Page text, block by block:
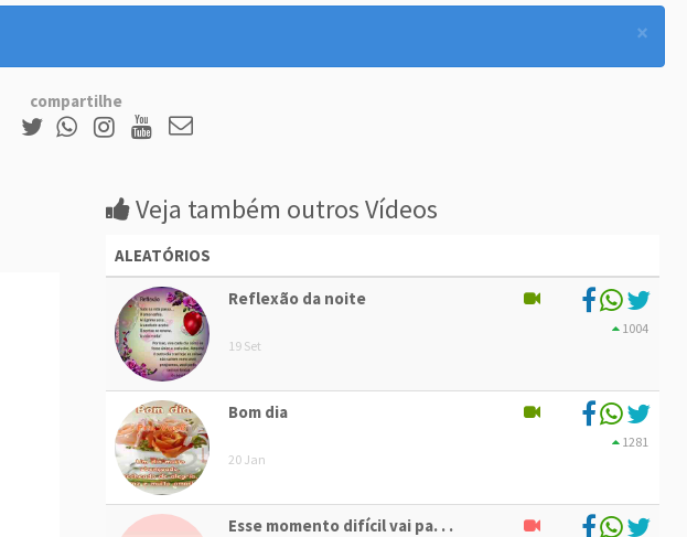
×
compartilhe
Veja também outros Vídeos
ALEATÓRIOS
Reflexão da noite
19 Set
1004
Bom dia
20 Jan
1281
Esse momento difícil vai pa. . .